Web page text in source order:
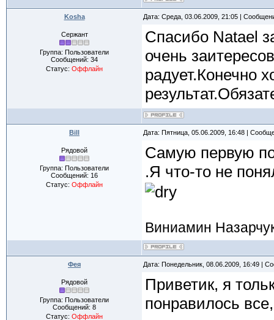
Kosha Дата: Среда, 03.06.2009, 21:05 |
Сержант
Группа: Пользователи
Сообщений: 34
Статус: Оффлайн
Спасибо Natael
очень
радует.Конечно
Bill Дата: Пятница, 05.06.2009, 16:48 |
Рядовой
Группа: Пользователи
Сообщений: 16
Статус: Оффлайн
Самую первую
.Я что-то не
Виниамин
Фея Дата: Понедельник, 08.06.2009, 16:49 |
Рядовой
Группа: Пользователи
Сообщений: 8
Статус: Оффлайн
Приветик, я
понравилось